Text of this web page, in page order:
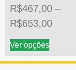
R$467,00 –
R$653,00
Ver opções